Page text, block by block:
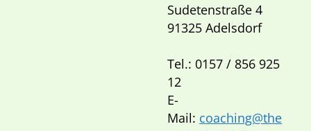
Sudetenstraße 4
91325 Adelsdorf
Tel.: 0157 / 856 925
12
E-
Mail: coaching@the